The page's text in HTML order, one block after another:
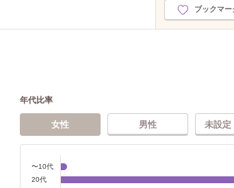
ブックマー
年代比率
女性 男性 未設定
〜10代
20代